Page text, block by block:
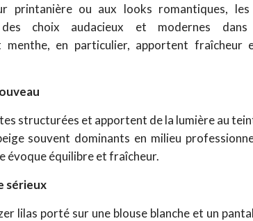
printanière ou aux looks romantiques,
des choix audacieux et modernes
en particulier, apportent fraîcheur
structurées et apportent de la lumière au
souvent dominants en milieu
évoque équilibre et fraîcheur.
sérieux
lilas porté sur une blouse blanche et un